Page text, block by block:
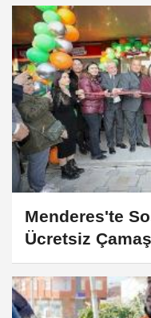
Menderes'te
Ücretsiz